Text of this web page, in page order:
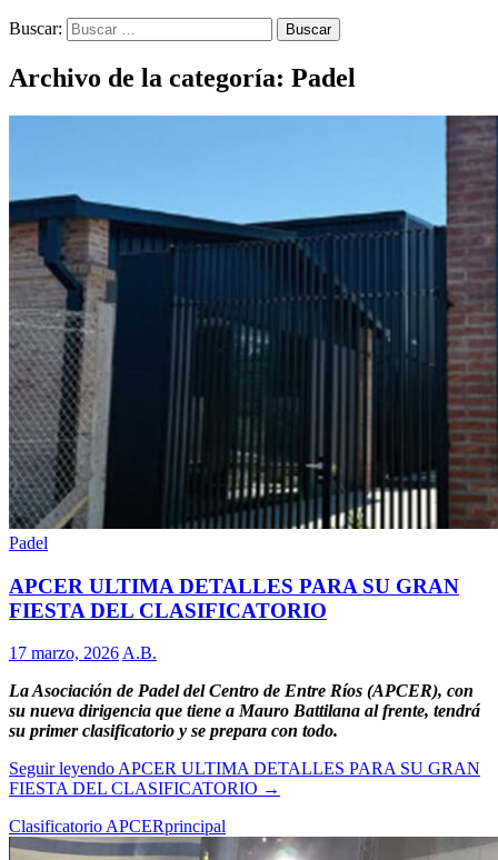
Buscar:
Archivo de la categoría: Padel
Padel
APCER ULTIMA DETALLES PARA SU GRAN
FIESTA DEL CLASIFICATORIO
17 marzo, 2026 A.B.
La Asociación de Padel del Centro de Entre Ríos (APCER), con
su nueva dirigencia que tiene a Mauro Battilana al frente, tendrá
su primer clasificatorio y se prepara con todo.
Seguir leyendo APCER ULTIMA DETALLES PARA SU GRAN
FIESTA DEL CLASIFICATORIO →
Clasificatorio APCERprincipal